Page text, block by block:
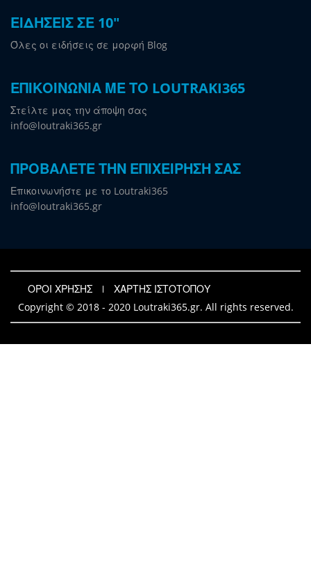
ΕΙΔΗΣΕΙΣ ΣΕ 10"
Όλες οι ειδήσεις σε μορφή Blog
ΕΠΙΚΟΙΝΩΝΙΑ ΜΕ ΤΟ LOUTRAKI365
Στείλτε μας την άποψη σας
info@loutraki365.gr
ΠΡΟΒΑΛΕΤΕ ΤΗΝ ΕΠΙΧΕΙΡΗΣΗ ΣΑΣ
Επικοινωνήστε με το Loutraki365
info@loutraki365.gr
ΟΡΟΙ ΧΡΗΣΗΣ
ΧΑΡΤΗΣ ΙΣΤΟΤΟΠΟΥ
Copyright © 2018 - 2020 Loutraki365.gr. All rights reserved.